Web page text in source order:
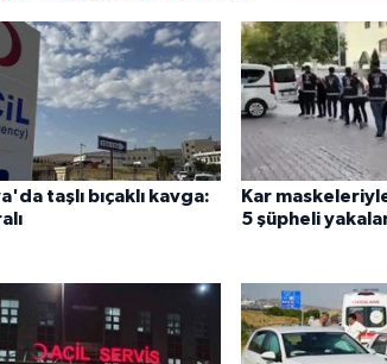
taşlı bıçaklı kavga:
Kar
5 şüpheli